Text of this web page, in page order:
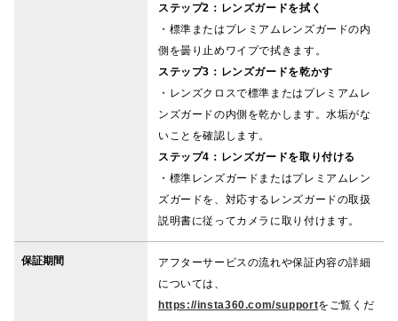
ステップ2：レンズガードを拭く
・標準またはプレミアムレンズガードの内
側を曇り止めワイプで拭きます。
ステップ3：レンズガードを乾かす
・レンズクロスで標準またはプレミアムレ
ンズガードの内側を乾かします。水垢がな
いことを確認します。
ステップ4：レンズガードを取り付ける
・標準レンズガードまたはプレミアムレン
ズガードを、対応するレンズガードの取扱
説明書に従ってカメラに取り付けます。
保証期間
アフターサービスの流れや保証内容の詳細
については、
https://insta360.com/supportをご覧くだ